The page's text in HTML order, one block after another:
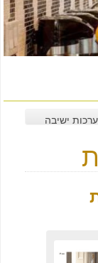
ישיבה